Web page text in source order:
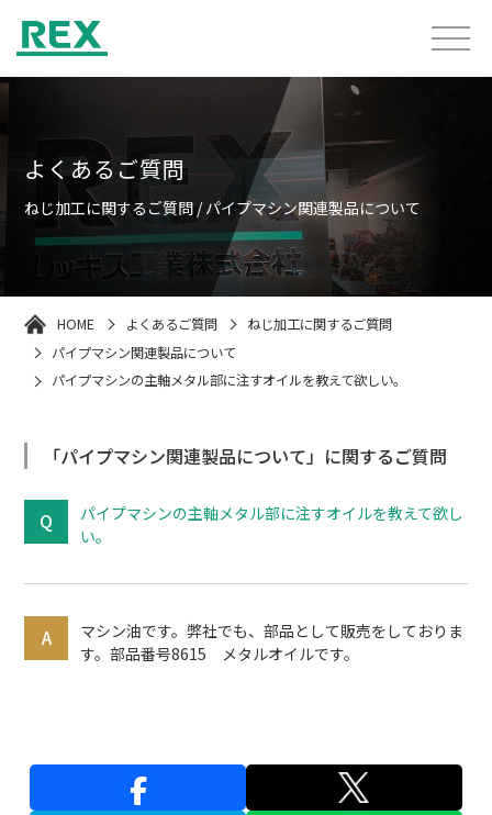
よくあるご質問
ねじ加工に関するご質問 / パイプマシン関連製品について
HOME よくあるご質問
ねじ加工に関するご質問
パイプマシン関連製品について
パイプマシンの主軸メタル部に注すオイルを教えて欲しい。
「パイプマシン関連製品について」に関するご質問
パイプマシンの主軸メタル部に注すオイルを教えて欲し
い。
マシン油です。弊社でも、部品として販売をしておりま
す。部品番号8615 メタルオイルです。